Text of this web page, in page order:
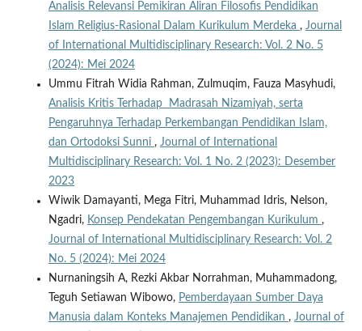
Analisis Relevansi Pemikiran Aliran Filosofis Pendidikan
Islam Religius-Rasional Dalam Kurikulum Merdeka , Journal
of International Multidisciplinary Research: Vol. 2 No. 5
(2024): Mei 2024
Ummu Fitrah Widia Rahman, Zulmuqim, Fauza Masyhudi,
Analisis Kritis Terhadap Madrasah Nizamiyah, serta
Pengaruhnya Terhadap Perkembangan Pendidikan Islam,
dan Ortodoksi Sunni , Journal of International
Multidisciplinary Research: Vol. 1 No. 2 (2023): Desember
2023
Wiwik Damayanti, Mega Fitri, Muhammad Idris, Nelson,
Ngadri, Konsep Pendekatan Pengembangan Kurikulum ,
Journal of International Multidisciplinary Research: Vol. 2
No. 5 (2024): Mei 2024
Nurnaningsih A, Rezki Akbar Norrahman, Muhammadong,
Teguh Setiawan Wibowo, Pemberdayaan Sumber Daya
Manusia dalam Konteks Manajemen Pendidikan , Journal of